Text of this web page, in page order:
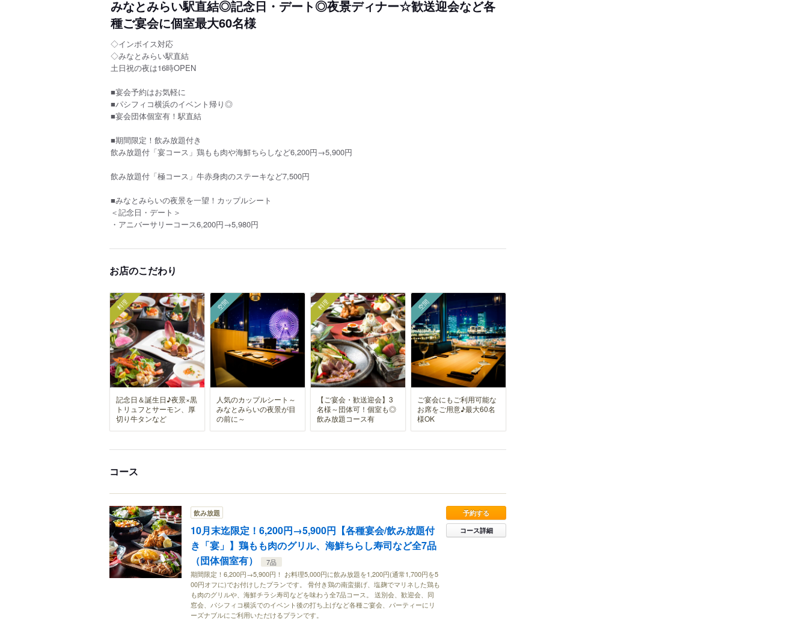
みなとみらい駅直結◎記念日・デート◎夜景ディナー☆歓送迎会など各
種ご宴会に個室最大60名様
◇インボイス対応
◇みなとみらい駅直結
土日祝の夜は16時OPEN
■宴会予約はお気軽に
■パシフィコ横浜のイベント帰り◎
■宴会団体個室有！駅直結
■期間限定！飲み放題付き
飲み放題付「宴コース」鶏もも肉や海鮮ちらしなど6,200円→5,900円
飲み放題付「極コース」牛赤身肉のステーキなど7,500円
■みなとみらいの夜景を一望！カップルシート
＜記念日・デート＞
・アニバーサリーコース6,200円→5,980円
お店のこだわり
料理
記念日＆誕生日♪夜景×黒
トリュフとサーモン、厚
切り牛タンなど
空間
人気のカップルシート～
みなとみらいの夜景が目
の前に～
料理
【ご宴会・歓送迎会】3
名様～団体可！個室も◎
飲み放題コース有
空間
ご宴会にもご利用可能な
お席をご用意♪最大60名
様OK
コース
飲み放題
10月末迄限定！6,200円→5,900円【各種宴会/飲み放題付
き「宴」】鶏もも肉のグリル、海鮮ちらし寿司など全7品
（団体個室有）
7品
期間限定！6,200円→5,900円！ お料理5,000円に飲み放題を1,200円(通常1,700円を5
00円オフに)でお付けしたプランです。 骨付き鶏の南蛮揚げ、塩麹でマリネした鶏も
も肉のグリルや、海鮮チラシ寿司などを味わう全7品コース。 送別会、歓迎会、同
窓会、パシフィコ横浜でのイベント後の打ち上げなど各種ご宴会、パーティーにリ
ーズナブルにご利用いただけるプランです。
予約する
コース詳細